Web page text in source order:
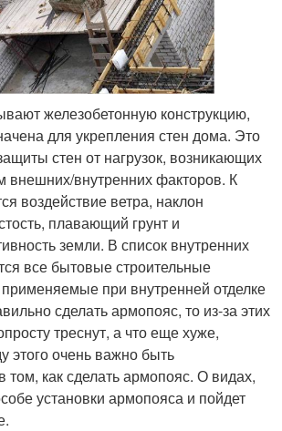
железобетонную конструкцию,
для укрепления стен дома. Это
стен от нагрузок, возникающих
внешних/внутренних факторов. К
воздействие ветра, наклон
плавающий грунт и
земли. В список внутренних
все бытовые строительные
при внутренней отделке
сделать армопояс, то из-за этих
треснут, а что еще хуже,
этого очень важно быть
как сделать армопояс. О видах,
установки армопояса и пойдет